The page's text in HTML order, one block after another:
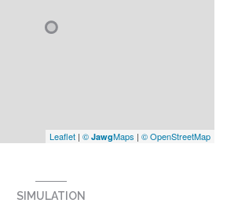
Leaflet | © JawgMaps | © OpenStreetMap
SIMULATION